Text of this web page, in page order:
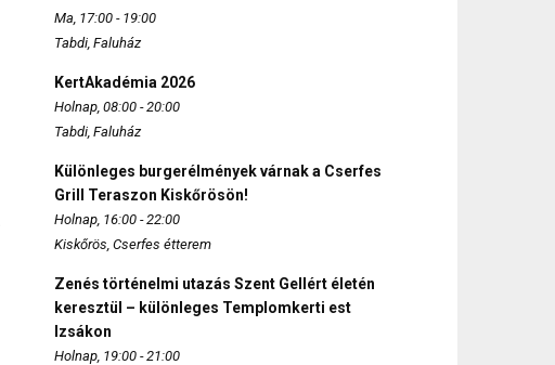
Ma, 17:00 - 19:00
Tabdi, Faluház
KertAkadémia 2026
Holnap, 08:00 - 20:00
Tabdi, Faluház
Különleges burgerélmények várnak a Cserfes
Grill Teraszon Kiskőrösön!
Holnap, 16:00 - 22:00
Kiskőrös, Cserfes étterem
Zenés történelmi utazás Szent Gellért életén
keresztül – különleges Templomkerti est
Izsákon
Holnap, 19:00 - 21:00